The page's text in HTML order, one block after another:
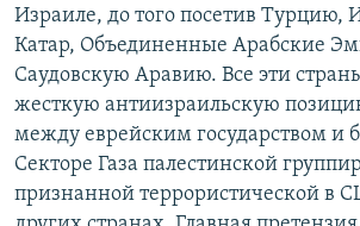
Израиле, до того посетив Турцию,
Катар, Объединенные Арабские
Саудовскую Аравию. Все эти
жесткую антиизраильскую
между еврейским государством и
Секторе Газа палестинской
признанной террористической в